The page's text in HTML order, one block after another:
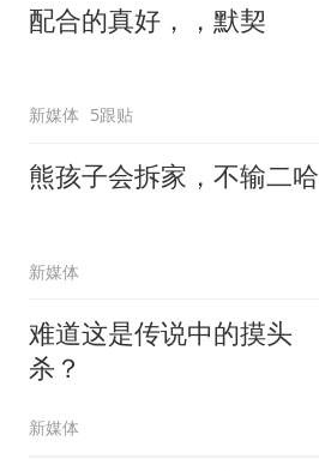
配合的真好，，默契
新媒体 5跟贴
熊孩子会拆家，不输二哈
新媒体
难道这是传说中的摸头
杀？
新媒体